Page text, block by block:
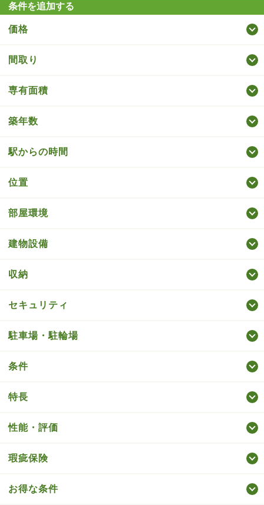
条件を追加する
価格
間取り
専有面積
築年数
駅からの時間
位置
部屋環境
建物設備
収納
セキュリティ
駐車場・駐輪場
条件
特長
性能・評価
瑕疵保険
お得な条件